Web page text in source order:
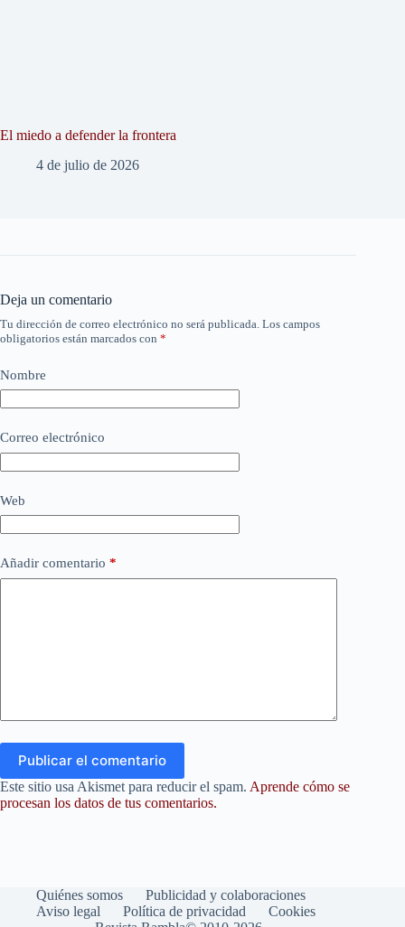
El miedo a defender la frontera
4 de julio de 2026
Deja un comentario
Tu dirección de correo electrónico no será publicada. Los campos
obligatorios están marcados con *
Nombre
Correo electrónico
Web
Añadir comentario *
Publicar el comentario
Este sitio usa Akismet para reducir el spam. Aprende cómo se
procesan los datos de tus comentarios.
Quiénes somos
Publicidad y colaboraciones
Aviso legal
Política de privacidad
Cookies